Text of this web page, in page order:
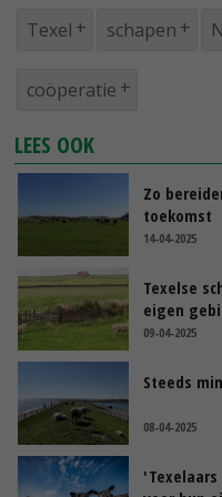
Texel schapen
coöperatie
LEES OOK
Zo
toekomst
14-04-2025
Texelse
eigen
09-04-2025
Steeds
08-04-2025